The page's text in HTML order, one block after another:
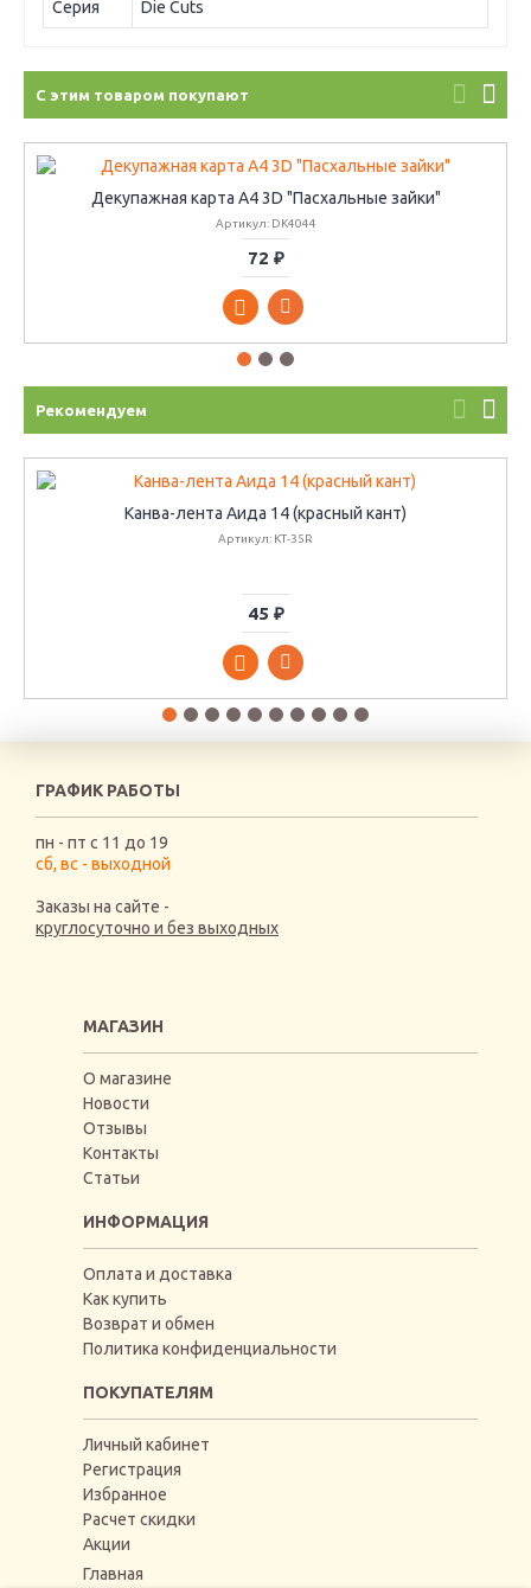
Серия Die Cuts
С этим товаром покупают
Декупажная карта А4 3D "Пасхальные зайки"
Артикул: DK4044
72 ₽
Рекомендуем
Канва-лента Аида 14 (красный кант)
Артикул: КТ-35R
45 ₽
ГРАФИК РАБОТЫ
пн - пт с 11 до 19
сб, вс - выходной
Заказы на сайте -
круглосуточно и без выходных
МАГАЗИН
О магазине
Новости
Отзывы
Контакты
Статьи
ИНФОРМАЦИЯ
Оплата и доставка
Как купить
Возврат и обмен
Политика конфиденциальности
ПОКУПАТЕЛЯМ
Личный кабинет
Регистрация
Избранное
Расчет скидки
Акции
Главная